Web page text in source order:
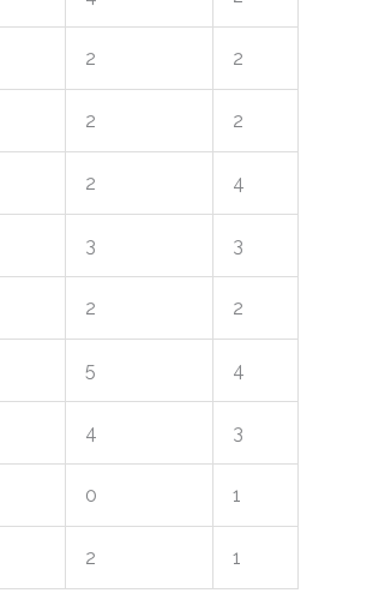
2 2
2 2
2 4
3 3
2 2
5 4
4 3
0 1
2 1